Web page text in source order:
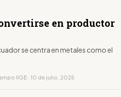
en productor
se centra en metales como el
IIGE · 10 de julio, 2025